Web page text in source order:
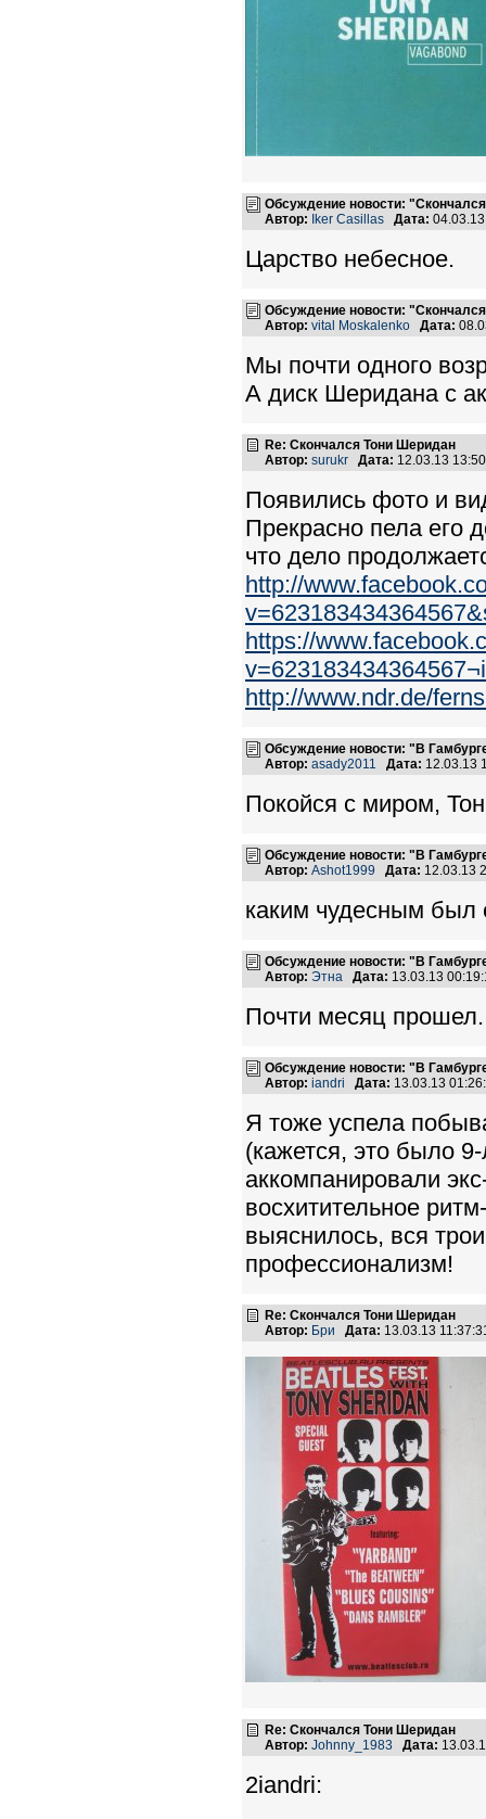
Обсуждение новости:
Автор:
Iker Casillas Дата:
Царство небесное.
Обсуждение новости:
Автор: vital Moskalenko Дата:
Мы почти одного
А диск Шеридана с
Re: Скончался Тони Шеридан
Автор: surukr Дата: 12.03.13
Появились фото и
Прекрасно пела его
что дело
http://
https://
http://www.ndr.de/
Обсуждение новости: "В
Автор: asady2011 Дата: 12.03.13
Покойся с миром,
Обсуждение новости: "В
Автор: Ashot1999 Дата: 12.03.13
каким чудесным был
Обсуждение новости: "В
Автор: Этна Дата: 13.03.13
Почти месяц
Обсуждение новости: "В
Автор: iandri Дата: 13.03.13
Я тоже успела
(кажется, это было
аккомпанировали
восхитительное
выяснилось, вся
профессионализм!
Re: Скончался Тони Шеридан
Автор: Бри Дата: 13.03.13
Re: Скончался Тони Шеридан
Автор: Johnny_1983 Дата:
2iandri: